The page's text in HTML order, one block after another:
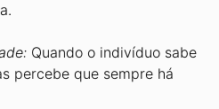
Quando o indivíduo sabe
percebe que sempre há